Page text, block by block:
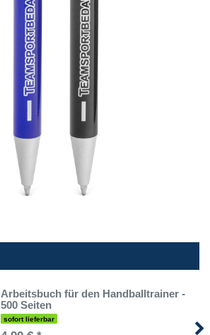
Arbeitsbuch für den Handballtrainer -
500 Seiten
sofort lieferbar